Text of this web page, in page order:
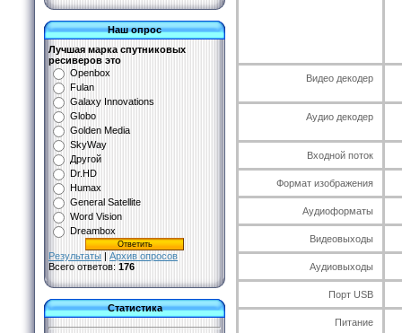
Наш опрос
Лучшая марка спутниковых
ресиверов это
Openbox
Fulan
Galaxy Innovations
Globo
Golden Media
SkyWay
Другой
Dr.HD
Humax
General Satellite
Word Vision
Dreambox
Результаты | Архив опросов
Всего ответов: 176
Статистика
Видео декодер
Аудио декодер
Входной поток
Формат изображения
Аудиоформаты
Видеовыходы
Аудиовыходы
Порт USB
Питание